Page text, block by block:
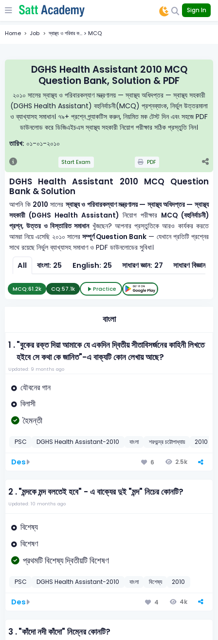
Sign In
Home Job স্বাস্থ্য ও পরিবার ক... > MCQ
DGHS Health Assistant 2010 MCQ
Question Bank, Solution & PDF
২০১০ সালের স্বাস্থ্য ও পরিবারকল্যাণ মন্ত্রণালয় — স্বাস্থ্য অধিদপ্তর — স্বাস্থ্য সহকারী
(DGHS Health Assistant) বহুনির্বাচনী(MCQ) প্রশ্নব্যাংক, নির্ভুল উত্তরমালা
ও ব্যাখ্যাসহ সমাধান। ৭৯+ প্রশ্নে প্র্যাকটিস করুন, নিয়মিত মক টেস্ট দিন এবং সহজে PDF
ডাউনলোড করে ডিজিএইচএস স্বাস্থ্য সহকারী নিয়োগ পরীক্ষার সঠিক প্রস্তুতি নিন।
তারিখ: ০১-০১-২০১০
Start Exam PDF
DGHS Health Assistant 2010 MCQ Question
Bank & Solution
আপনি কি 2010 সালেরস্বাস্থ্য ও পরিবারকল্যাণ মন্ত্রণালয় — স্বাস্থ্য অধিদপ্তর — স্বাস্থ্য
সহকারী (DGHS Health Assistant) নিয়োগ পরীক্ষার MCQ (বহুনির্বাচনী)
প্রশ্ন, উত্তর ও বিস্তারিত সমাধানখুঁজছেন? আপনার প্রস্তুতিকে আরও কার্যকর করতে
আমরা নিয়ে এসেছি ২০১০ সালের সম্পূর্ণ Question Bank — যেখানে প্রতিটি প্রশ্নের
সাথে রয়েছে নির্ভুল ব্যাখ্যাসহ সমাধাণ ও PDF ডাউনলোডের সুবিধা।
All বাংলা: 25 English: 25 সাধারণ জ্ঞান: 27 সাধারণ বিজ্ঞান: 3
MCQ:61.2k CQ:57.1k Practice
বাংলা
1 ."বুকের রক্ত দিয়া আমাকে যে একদিন দ্বিতীয় সীতাবিসর্জনের কাহিনী লিখতে
হইবে সে কথা কে জানিত"-এ বাক্যটি কোন লেখায় আছে?
Updated: 9 months ago
যৌবনের গান
বিলাসী
হৈমন্তী
PSC DGHS Health Assistant-2010 বাংলা শরৎচন্দ্র চট্টোপাধ্যায় 2010
Des 6 2.5k
2 ."মন্দকে মন্দ বলতেই হবে" - এ বাক্যের দুই "মন্দ" নিচের কোনটি?
Updated: 10 months ago
বিশেষ্য
বিশেষণ
প্রথমটি বিশেষ্য দ্বিতীয়টি বিশেষণ
PSC DGHS Health Assistant-2010 বাংলা বিশেষ্য 2010
Des 4 4k
3 ."কাঁদো নদী কাঁদো" নিম্নের কোনটি?